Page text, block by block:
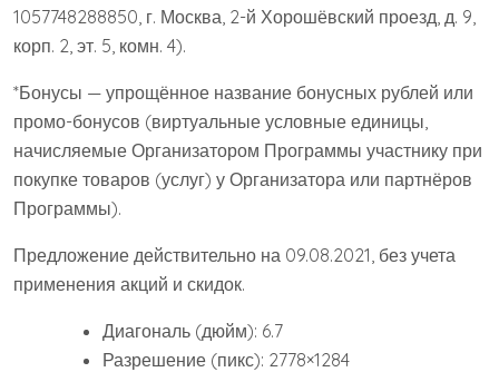
1057748288850, г. Москва, 2-й Хорошёвский проезд, д. 9,
корп. 2, эт. 5, комн. 4).
*Бонусы — упрощённое название бонусных рублей или
промо-бонусов (виртуальные условные единицы,
начисляемые Организатором Программы участнику при
покупке товаров (услуг) у Организатора или партнёров
Программы).
Предложение действительно на 09.08.2021, без учета
применения акций и скидок.
Диагональ (дюйм): 6.7
Разрешение (пикс): 2778×1284